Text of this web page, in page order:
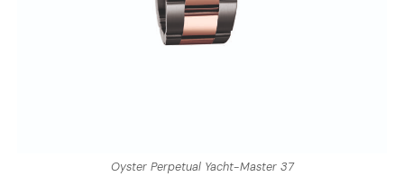
Oyster Perpetual Yacht-Master 37